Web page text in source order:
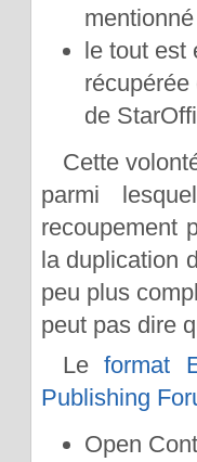
le tout est
de
Cette
parmi
recoupement
la duplication
peu plus
peut pas dire
Leformat
Publishing
Open